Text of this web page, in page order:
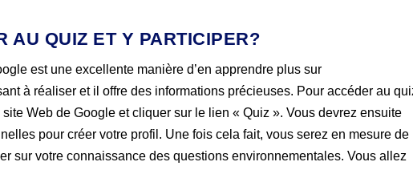
AU QUIZ ET Y PARTICIPER?
est une excellente manière d’en apprendre plus sur
à réaliser et il offre des informations précieuses. Pour accéder au
Web de Google et cliquer sur le lien « Quiz ». Vous devrez ensuite
pour créer votre profil. Une fois cela fait, vous serez en mesure de
sur votre connaissance des questions environnementales. Vous allez